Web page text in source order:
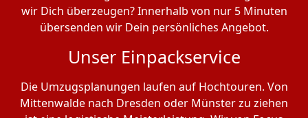
wir Dich überzeugen? Innerhalb von nur 5 Minuten
übersenden wir Dein persönliches Angebot.
Unser Einpackservice
Die Umzugsplanungen laufen auf Hochtouren. Von
Mittenwalde nach Dresden oder Münster zu ziehen